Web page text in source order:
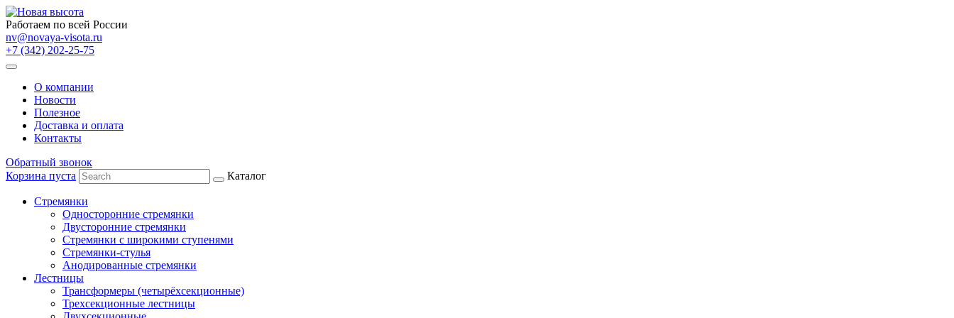
Работаем по всей России
nv@novaya-visota.ru
+7 (342) 202-25-75
О компании
Новости
Полезное
Доставка и оплата
Контакты
Обратный звонок
Корзина пуста
Каталог
Стремянки
Односторонние стремянки
Двусторонние стремянки
Стремянки с широкими ступенями
Стремянки-стулья
Анодированные стремянки
Лестницы
Трансформеры (четырёхсекционные)
Трехсекционные лестницы